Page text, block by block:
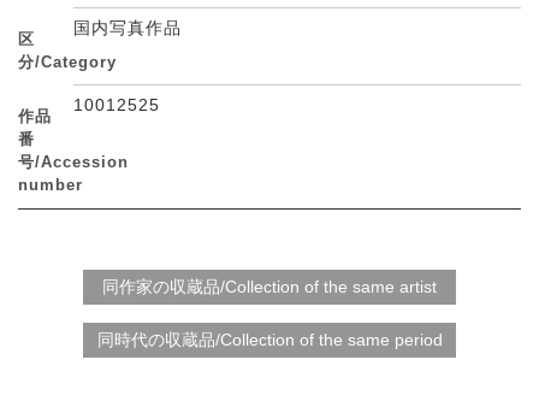
区
分/Category
国内写真作品
作品
番
号/Accession
number
10012525